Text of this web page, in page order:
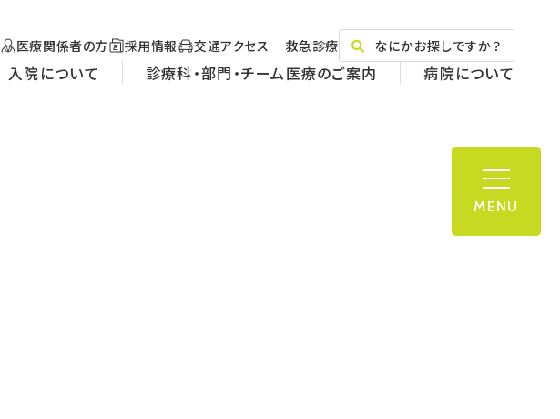
医療関係者の方 採用情報 交通アクセス 救急診療 なにかお探しですか？
入院について 診療科・部門・チーム医療のご案内 病院について
MENU